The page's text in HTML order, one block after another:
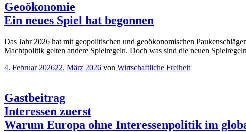
Geoökonomie
Ein neues Spiel hat begonnen
Das Jahr 2026 hat mit geopolitischen und geoökonomischen
Machtpolitik gelten andere Spielregeln. Doch was sind die neuen
Veröffentlicht
4. Februar 202622. März 2026 von Wirtschaftliche Freiheit
Gastbeitrag
Interessen zuerst
Warum Europa ohne Interessenpolitik im